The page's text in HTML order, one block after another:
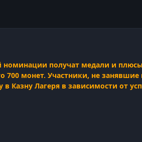
получат медали и
700 монет. Участники, не
Казну Лагеря в зависимости от